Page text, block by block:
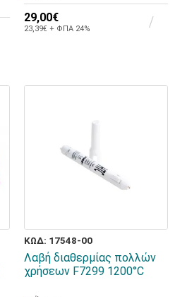
29,00€
23,39€ + ΦΠΑ 24%
ΚΩΔ: 17548-00
Λαβή διαθερμίας πολλών
χρήσεων F7299 1200°C